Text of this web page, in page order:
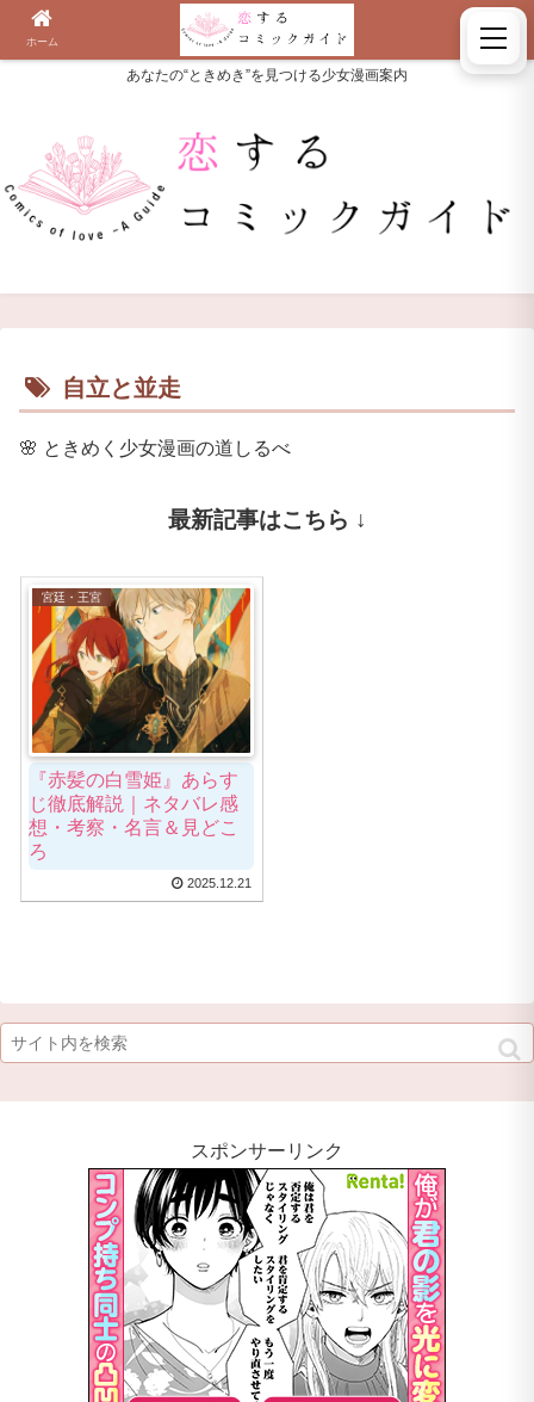
あなたの“ときめき”を見つける少女漫画案内
自立と並走
🌸 ときめく少女漫画の道しるべ
最新記事はこちら ↓
宮廷・王宮
『赤髪の白雪姫』あらす
じ徹底解説｜ネタバレ感
想・考察・名言＆見どこ
ろ
2025.12.21
スポンサーリンク
ホーム 検索